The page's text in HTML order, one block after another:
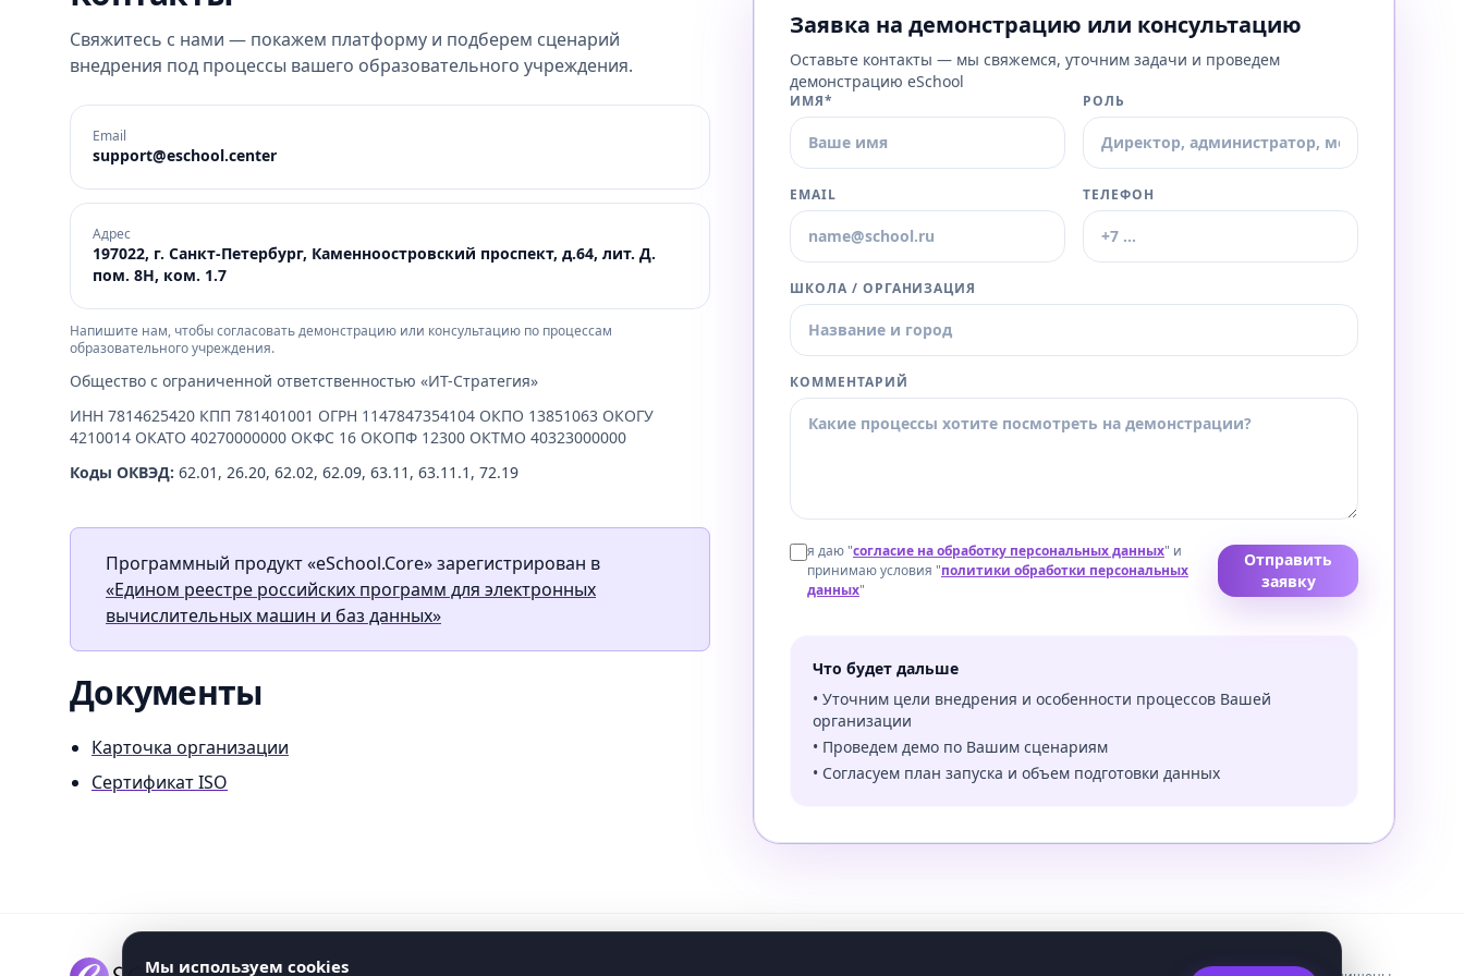
Отчётность и аналитика
Отчеты, показатели, управленческие срезы и контроль
качества учебных, финансовых и административных
процессов.
Свяжитесь с нами — покажем платформу и подберем сценарий
внедрения под процессы вашего образовательного учреждения.
Email
support@eschool.center
Адрес
197022, г. Санкт-Петербург, Каменноостровский проспект, д.64, лит. Д.
пом. 8Н, ком. 1.7
Напишите нам, чтобы согласовать демонстрацию или консультацию по процессам
образовательного учреждения.
Общество с ограниченной ответственностью «ИТ-Стратегия»
ИНН 7814625420 КПП 781401001 ОГРН 1147847354104 ОКПО 13851063 ОКОГУ
4210014 ОКАТО 40270000000 ОКФС 16 ОКОПФ 12300 ОКТМО 40323000000
Коды ОКВЭД: 62.01, 26.20, 62.02, 62.09, 63.11, 63.11.1, 72.19
Программный продукт «eSchool.Core» зарегистрирован в
«Едином реестре российских программ для электронных
вычислительных машин и баз данных»
Документы
Карточка организации
Сертификат ISO
Заявка на демонстрацию или консультацию
Оставьте контакты — мы свяжемся, уточним задачи и проведем
демонстрацию eSchool
ИМЯ* РОЛЬ
EMAIL ТЕЛЕФОН
ШКОЛА / ОРГАНИЗАЦИЯ
КОММЕНТАРИЙ
я даю "cогласие на обработку персональных данных" и
принимаю условия "политики обработки персональных
данных"
Отправить
заявку
Что будет дальше
• Уточним цели внедрения и особенности процессов Вашей
организации
• Проведем демо по Вашим сценариям
• Согласуем план запуска и объем подготовки данных
Мы используем cookies